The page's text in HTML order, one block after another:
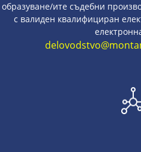
образуване/ите съдебни
с валиден квалифициран